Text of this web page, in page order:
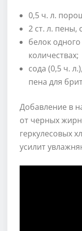
0,5 ч. л.
2 ст. л. пены,
белок
количествах;
сода (0,5 ч.
пена для
Добавление в
от черных
геркулесовых
усилит